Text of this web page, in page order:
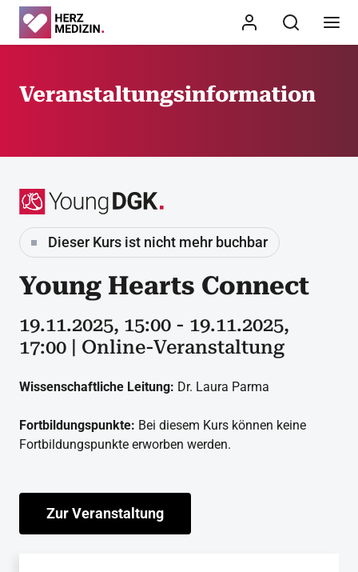
Veranstaltungsinformation
Dieser Kurs ist nicht mehr buchbar
Young Hearts Connect
19.11.2025, 15:00 - 19.11.2025,
17:00 | Online-Veranstaltung
Wissenschaftliche Leitung: Dr. Laura Parma
Fortbildungspunkte: Bei diesem Kurs können keine
Fortbildungspunkte erworben werden.
Zur Veranstaltung